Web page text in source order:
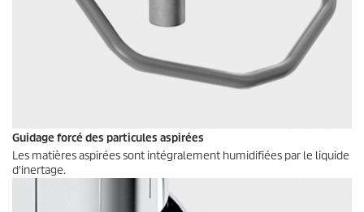
Guidage forcé des particules aspirées
Les matières aspirées sont intégralement humidifiées par le liquide
d'inertage.